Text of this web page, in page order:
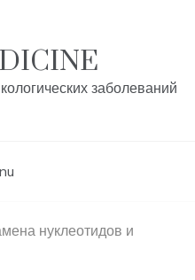
заболеваний
нуклеотидов и